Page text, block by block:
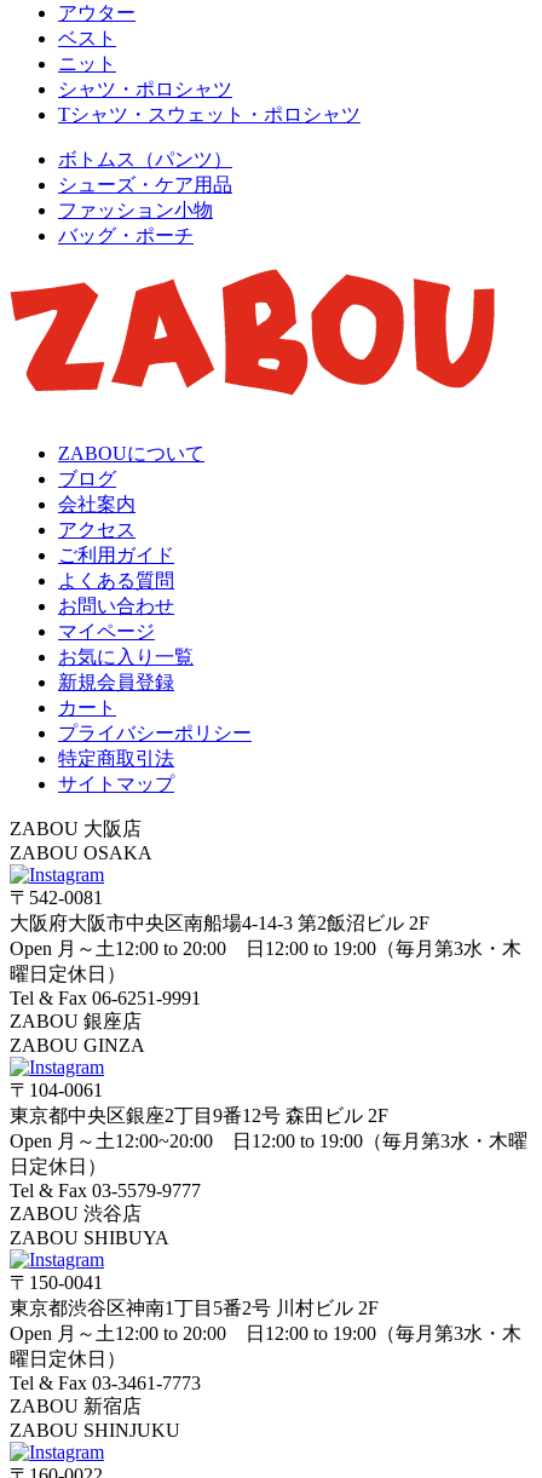
アウター
ベスト
ニット
シャツ・ポロシャツ
Tシャツ・スウェット・ポロシャツ
ボトムス（パンツ）
シューズ・ケア用品
ファッション小物
バッグ・ポーチ
ZABOUについて
ブログ
会社案内
アクセス
ご利用ガイド
よくある質問
お問い合わせ
マイページ
お気に入り一覧
新規会員登録
カート
プライバシーポリシー
特定商取引法
サイトマップ
ZABOU 大阪店
ZABOU OSAKA
〒542-0081
大阪府大阪市中央区南船場4-14-3 第2飯沼ビル 2F
Open 月～土12:00 to 20:00 日12:00 to 19:00（毎月第3水・木
曜日定休日）
Tel & Fax 06-6251-9991
ZABOU 銀座店
ZABOU GINZA
〒104-0061
東京都中央区銀座2丁目9番12号 森田ビル 2F
Open 月～土12:00~20:00 日12:00 to 19:00（毎月第3水・木曜
日定休日）
Tel & Fax 03-5579-9777
ZABOU 渋谷店
ZABOU SHIBUYA
〒150-0041
東京都渋谷区神南1丁目5番2号 川村ビル 2F
Open 月～土12:00 to 20:00 日12:00 to 19:00（毎月第3水・木
曜日定休日）
Tel & Fax 03-3461-7773
ZABOU 新宿店
ZABOU SHINJUKU